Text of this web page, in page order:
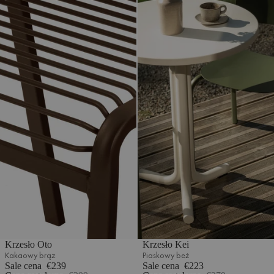
Krzesło Oto
Kakaowy brąz
Sale cena €239
Krzesło Kei
Piaskowy beż
Sale cena €223